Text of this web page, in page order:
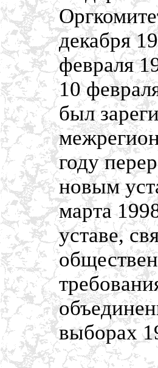
декабря
февраля
10
был
году
новым
марта
уставе,
выборах